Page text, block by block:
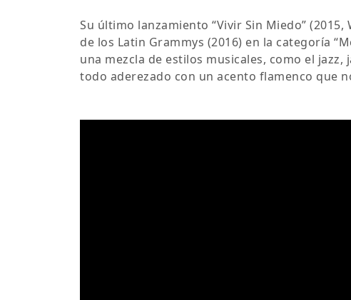
Su último lanzamiento “Vivir Sin Miedo”
de los Latin Grammys (2016) en la categoría
una mezcla de estilos musicales, como el
todo aderezado con un acento flamenco que